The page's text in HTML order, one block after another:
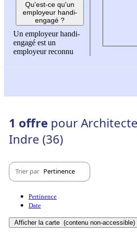
Qu'est-ce qu'un
employeur handi-
engagé ?
Un employeur handi-
engagé est un
employeur reconnu
1 offre pour
Indre (36)
Trier par Pertinence
Pertinence
Date
Afficher la carte (contenu non-accessible)